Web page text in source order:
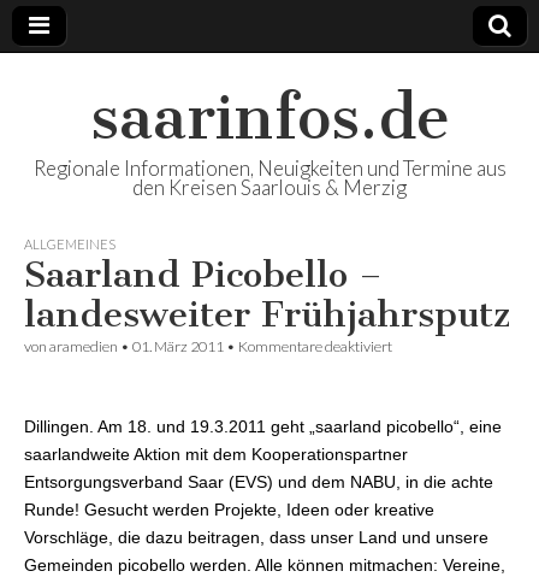
saarinfos.de
Regionale Informationen, Neuigkeiten und Termine aus
den Kreisen Saarlouis & Merzig
ALLGEMEINES
Saarland Picobello –
landesweiter Frühjahrsputz
von aramedien • 01. März 2011 • Kommentare deaktiviert
Dillingen. Am 18. und 19.3.2011 geht „saarland picobello“, eine
saarlandweite Aktion mit dem Kooperationspartner
Entsorgungsverband Saar (EVS) und dem NABU, in die achte
Runde! Gesucht werden Projekte, Ideen oder kreative
Vorschläge, die dazu beitragen, dass unser Land und unsere
Gemeinden picobello werden. Alle können mitmachen: Vereine,